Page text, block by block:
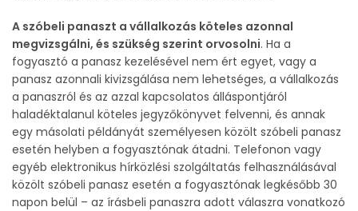
A szóbeli panaszt a vállalkozás köteles azonnal
megvizsgálni, és szükség szerint orvosolni. Ha a
fogyasztó a panasz kezelésével nem ért egyet, vagy a
panasz azonnali kivizsgálása nem lehetséges, a vállalkozás
a panaszról és az azzal kapcsolatos álláspontjáról
haladéktalanul köteles jegyzőkönyvet felvenni, és annak
egy másolati példányát személyesen közölt szóbeli panasz
esetén helyben a fogyasztónak átadni. Telefonon vagy
egyéb elektronikus hírközlési szolgáltatás felhasználásával
közölt szóbeli panasz esetén a fogyasztónak legkésőbb 30
napon belül – az írásbeli panaszra adott válaszra vonatkozó